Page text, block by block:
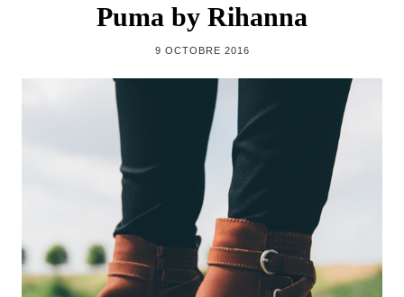
Puma by Rihanna
9 OCTOBRE 2016